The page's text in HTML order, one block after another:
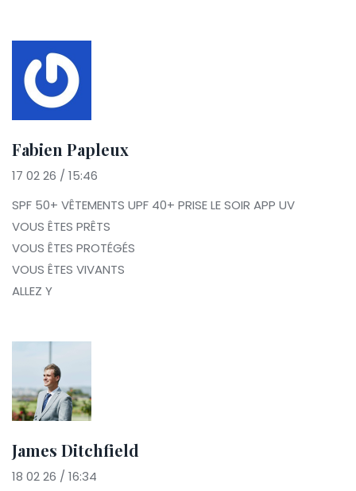
Fabien Papleux
17 02 26 / 15:46
SPF 50+ VÊTEMENTS UPF 40+ PRISE LE SOIR APP UV
VOUS ÊTES PRÊTS
VOUS ÊTES PROTÉGÉS
VOUS ÊTES VIVANTS
ALLEZ Y
James Ditchfield
18 02 26 / 16:34